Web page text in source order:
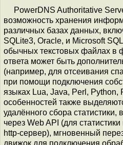
PowerDNS Authoritative
возможность хранения
различных базах данных,
SQLite3, Oracle, и Microsoft
обычных текстовых файлах в
ответа может быть
(например, для отсеивания
при помощи подключения
языках Lua, Java, Perl, Python,
особенностей также
удалённого сбора статистики,
через Web API (для
http-сервер), мгновенный
движок для подключения